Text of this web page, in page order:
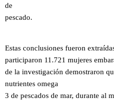
de
pescado.
Estas conclusiones fueron
participaron 11.721 mujeres
de la investigación demostraron
nutrientes omega
3 de pescados de mar, durante al